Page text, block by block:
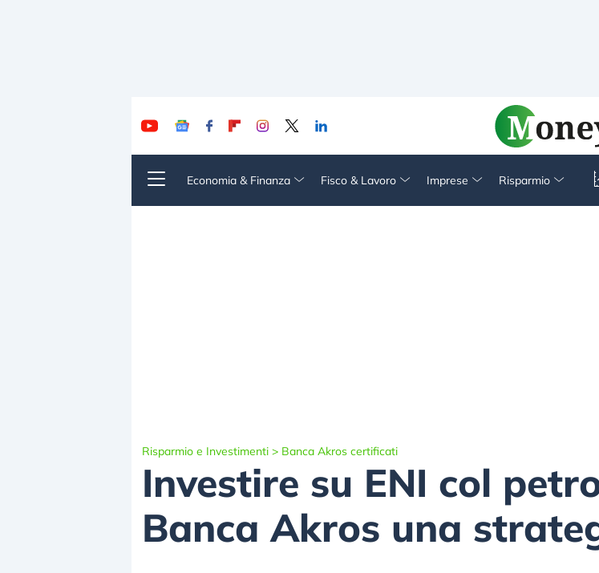
Economia & Finanza Fisco & Lavoro Imprese Risparmio
Risparmio e Investimenti > Banca Akros certificati
Investire su ENI col
Banca Akros una